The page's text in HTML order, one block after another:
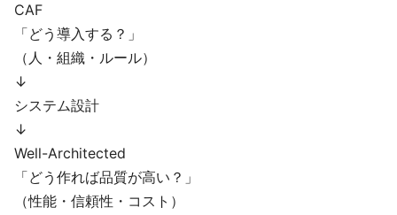
CAF
「どう導入する？」
（人・組織・ルール）
↓
システム設計
↓
Well-Architected
「どう作れば品質が高い？」
（性能・信頼性・コスト）